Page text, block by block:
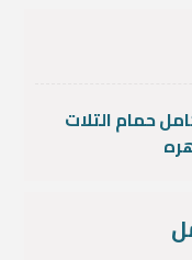
حمام التلات